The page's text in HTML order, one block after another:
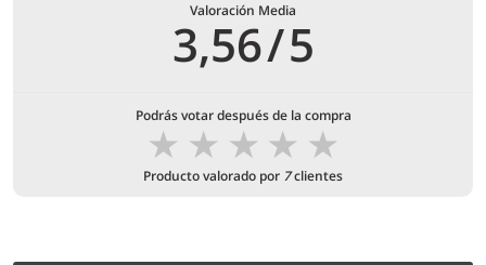
Valoración Media
3,56/5
Podrás votar después de la compra
★
★
★
★
★
Producto valorado por 7clientes